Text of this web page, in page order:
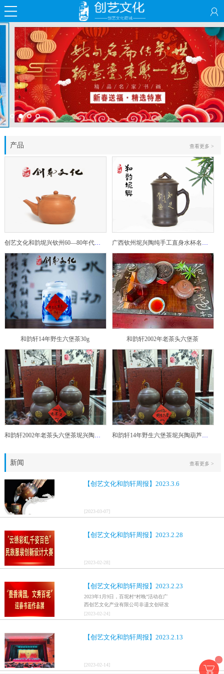
产品 查看更多 >
创艺文化和韵坭兴钦州60—80年代坭兴陶老壶——玉奎壶 广西钦州坭兴陶纯手工直身水杯名家陶瓷大师紫砂建水紫陶
和韵轩14年野生六堡茶30g 和韵轩2002年老茶头六堡茶
和韵轩2002年老茶头六堡茶坭兴陶葫芦茶罐 和韵轩14年野生六堡茶坭兴陶葫芦茶罐
新闻
【创艺文化和韵轩周报】2023.3.6
[2023-03-07]
【创艺文化和韵轩周报】2023.2.28
[2023-02-28]
【创艺文化和韵轩周报】2023.2.23
2023年1月9日，百坭村“村晚”活动在广
西创艺文化产业有限公司非遗文创研发
基地、百色市乐业县百坭壮族织布技艺
传承创意基地正式开启，活动紧扣“启航
村特色设计舞美，突出乡村文艺新体
[2023-02-24]
【创艺文化和韵轩周报】2023.2.13
[2023-02-14]
查看更多 >